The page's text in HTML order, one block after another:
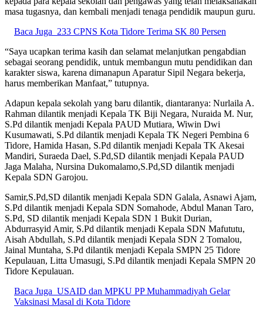
masa tugasnya, dan kembali menjadi tenaga pendidik maupun guru.
Baca Juga 233 CPNS Kota Tidore Terima SK 80 Persen
“Saya ucapkan terima kasih dan selamat melanjutkan pengabdian
sebagai seorang pendidik, untuk membangun mutu pendidikan dan
karakter siswa, karena dimanapun Aparatur Sipil Negara bekerja,
harus memberikan Manfaat,” tutupnya.
Adapun kepala sekolah yang baru dilantik, diantaranya: Nurlaila A.
Rahman dilantik menjadi Kepala TK Biji Negara, Nuraida M. Nur,
S.Pd dilantik menjadi Kepala PAUD Mutiara, Wiwin Dwi
Kusumawati, S.Pd dilantik menjadi Kepala TK Negeri Pembina 6
Tidore, Hamida Hasan, S.Pd dilantik menjadi Kepala TK Akesai
Mandiri, Suraeda Dael, S.Pd,SD dilantik menjadi Kepala PAUD
Jaga Malaha, Nursina Dukomalamo,S.Pd,SD dilantik menjadi
Kepala SDN Garojou.
Samir,S.Pd,SD dilantik menjadi Kepala SDN Galala, Asnawi Ajam,
S.Pd dilantik menjadi Kepala SDN Somahode, Abdul Manan Taro,
S.Pd, SD dilantik menjadi Kepala SDN 1 Bukit Durian,
Abdurrasyid Amir, S.Pd dilantik menjadi Kepala SDN Mafututu,
Aisah Abdullah, S.Pd dilantik menjadi Kepala SDN 2 Tomalou,
Jainal Muntaha, S.Pd dilantik menjadi Kepala SMPN 25 Tidore
Kepulauan, Litta Umasugi, S.Pd dilantik menjadi Kepala SMPN 20
Tidore Kepulauan.
Baca Juga USAID dan MPKU PP Muhammadiyah Gelar
Vaksinasi Masal di Kota Tidore